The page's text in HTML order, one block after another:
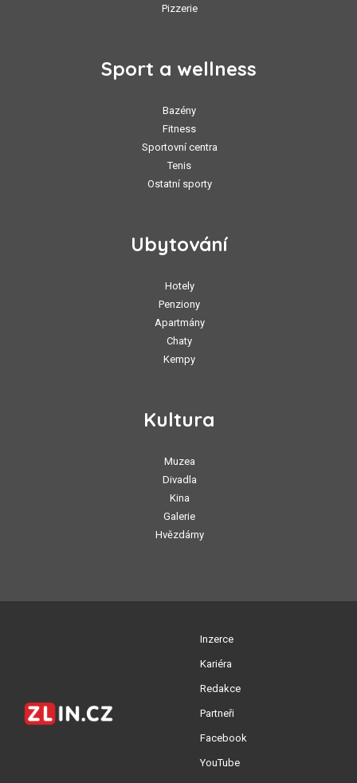
Pizzerie
Sport a wellness
Bazény
Fitness
Sportovní centra
Tenis
Ostatní sporty
Ubytování
Hotely
Penziony
Apartmány
Chaty
Kempy
Kultura
Muzea
Divadla
Kina
Galerie
Hvězdárny
Inzerce
Kariéra
Redakce
Partneři
Facebook
YouTube